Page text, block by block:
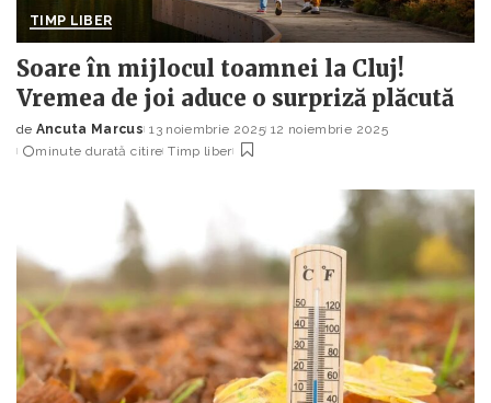
TIMP LIBER
Soare în mijlocul toamnei la Cluj!
Vremea de joi aduce o surpriză plăcută
Posted
by
de Ancuta Marcus 13 noiembrie 2025 12 noiembrie 2025
minute durată citire Timp liber